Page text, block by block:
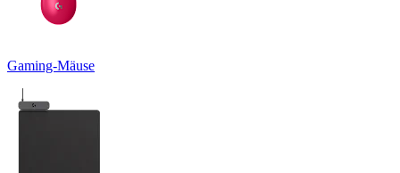
Gaming-Mäuse